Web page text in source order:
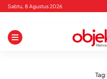
Skip
content
Sabtu, 8 Agustus 2026
Tag: